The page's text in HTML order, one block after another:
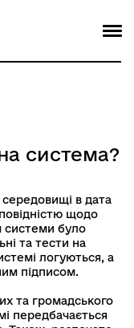
система?
в дата
щодо
системи було
та тести на
логуються, а
підписом.
та громадського
передбачається